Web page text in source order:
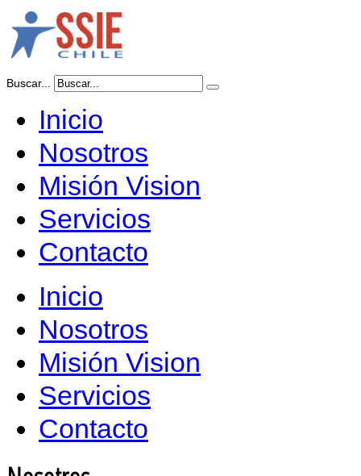
Buscar...
Inicio
Nosotros
Misión Vision
Servicios
Contacto
Inicio
Nosotros
Misión Vision
Servicios
Contacto